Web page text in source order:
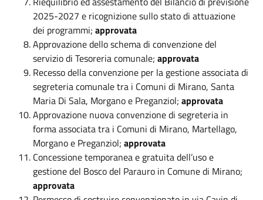
2025-2027 e ricognizione sullo stato di attuazione
dei programmi; approvata
Approvazione dello schema di convenzione del
servizio di Tesoreria comunale; approvata
Recesso della convenzione per la gestione associata di
segreteria comunale tra i Comuni di Mirano, Santa
Maria Di Sala, Morgano e Preganziol; approvata
Approvazione nuova convenzione di segreteria in
forma associata tra i Comuni di Mirano, Martellago,
Morgano e Preganziol; approvata
Concessione temporanea e gratuita dell’uso e
gestione del Bosco del Parauro in Comune di Mirano;
approvata